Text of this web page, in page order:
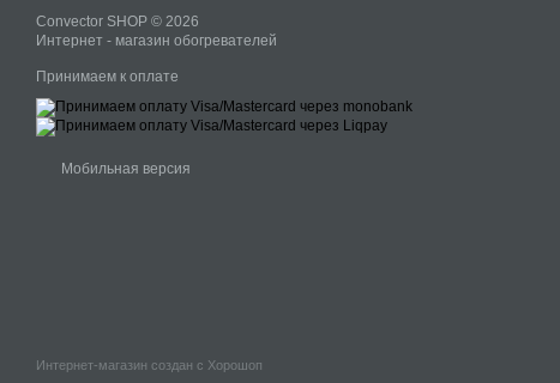
Convector SHOP © 2026
Интернет - магазин обогревателей
Принимаем к оплате
Мобильная версия
Интернет-магазин создан с Хорошоп